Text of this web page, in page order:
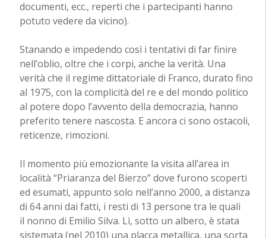
documenti, ecc., reperti che i partecipanti hanno
potuto vedere da vicino).
Stanando e impedendo così i tentativi di far finire
nell’oblio, oltre che i corpi, anche la verità. Una
verità che il regime dittatoriale di Franco, durato fino
al 1975, con la complicità del re e del mondo politico
al potere dopo l’avvento della democrazia, hanno
preferito tenere nascosta. E ancora ci sono ostacoli,
reticenze, rimozioni.
Il momento più emozionante la visita all’area in
località “Priaranza del Bierzo” dove furono scoperti
ed esumati, appunto solo nell’anno 2000, a distanza
di 64 anni dai fatti, i resti di 13 persone tra le quali
il nonno di Emilio Silva. Lì, sotto un albero, è stata
sistemata (nel 2010) una placca metallica, una sorta